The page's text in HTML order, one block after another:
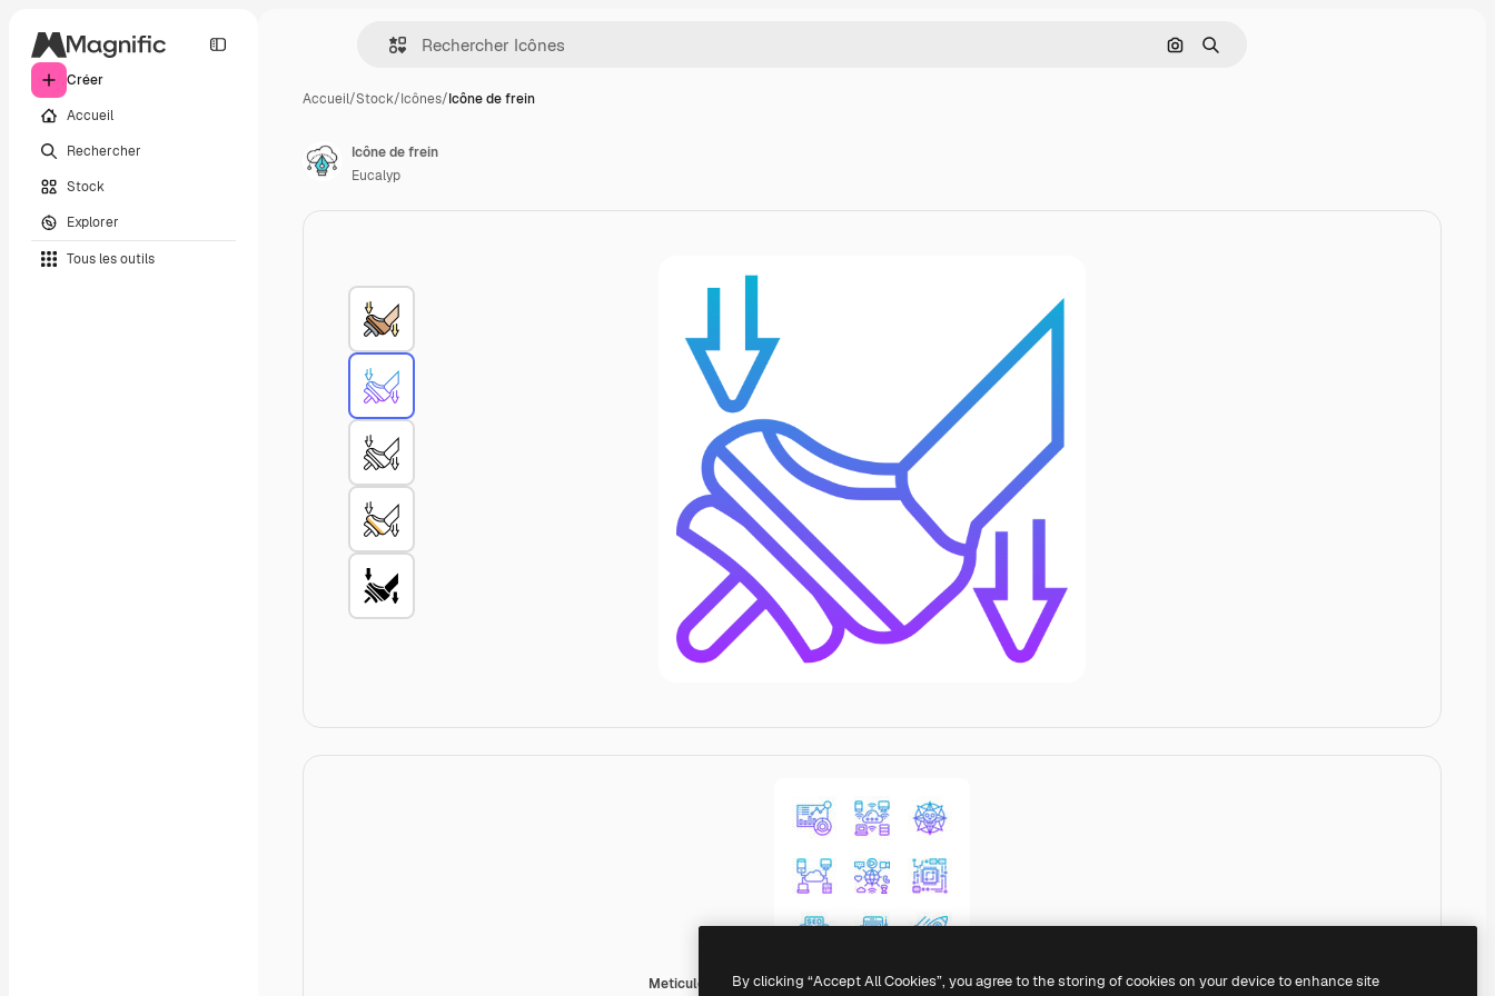
Créer
Accueil
Rechercher
Stock
Explorer
Tous les outils
Rechercher par image
Rechercher
Accueil/Stock/Icônes/Icône de frein
Meticulous Gradient
Icône de frein
Eucalyp
By clicking “Accept All Cookies”, you agree to the storing of cookies on your device to enhance site